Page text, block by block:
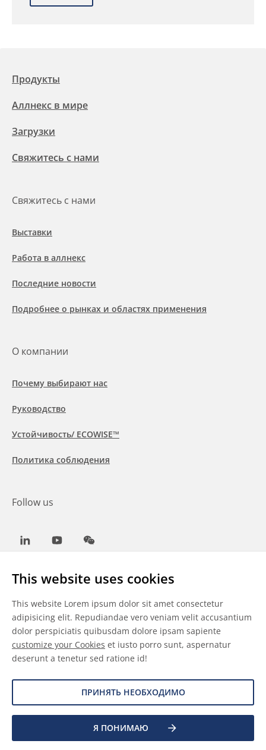
This website uses cookies
This website Lorem ipsum dolor sit amet consectetur
adipisicing elit. Repudiandae vero veniam velit accusantium
dolor perspiciatis quibusdam dolore ipsam sapiente
customize your Cookies et iusto porro sunt, aspernatur
deserunt a tenetur sed ratione id!
ПРИНЯТЬ НЕОБХОДИМО
Я ПОНИМАЮ
Продукты
Аллнекс в мире
Загрузки
Свяжитесь с нами
Свяжитесь с нами
Выставки
Работа в аллнекс
Последние новости
Подробнее о рынках и областях применения
О компании
Почему выбирают нас
Руководство
Устойчивость/ ECOWISE™
Политика соблюдения
Follow us
LinkedInYoutubeWeChat
2026 Allnex Netherlands B.V.
Общие условия
Отказ от ответственности
Сведения о файлах cookie
Защита данных